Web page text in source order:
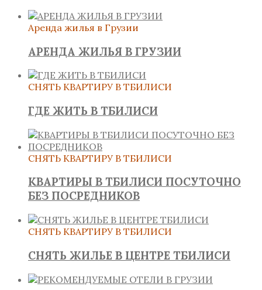
Аренда жилья в Грузии
АРЕНДА ЖИЛЬЯ В ГРУЗИИ
СНЯТЬ КВАРТИРУ В ТБИЛИСИ
ГДЕ ЖИТЬ В ТБИЛИСИ
СНЯТЬ КВАРТИРУ В ТБИЛИСИ
КВАРТИРЫ В ТБИЛИСИ ПОСУТОЧНО
БЕЗ ПОСРЕДНИКОВ
СНЯТЬ КВАРТИРУ В ТБИЛИСИ
СНЯТЬ ЖИЛЬЕ В ЦЕНТРЕ ТБИЛИСИ